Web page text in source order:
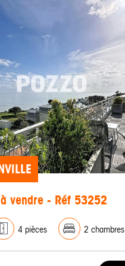
vendre - Réf 53252
4 pièces 2 chambres